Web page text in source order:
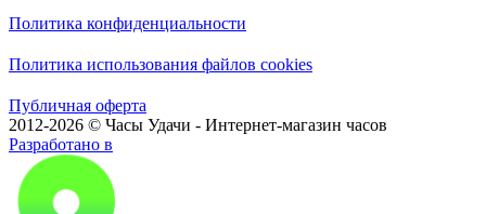
Политика конфиденциальности
Политика использования файлов cookies
Публичная оферта
2012-2026 © Часы Удачи - Интернет-магазин часов
Разработано в